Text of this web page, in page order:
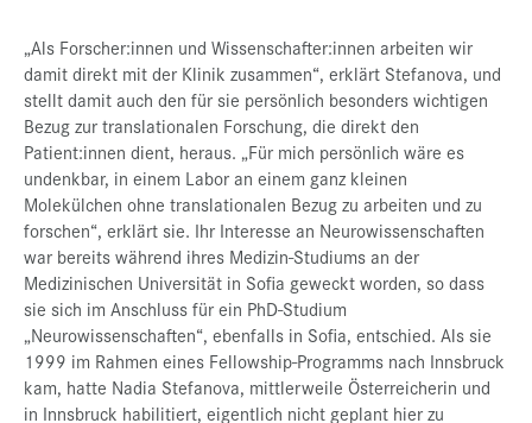
„Als Forscher:innen und Wissenschafter:innen arbeiten wir
damit direkt mit der Klinik zusammen“, erklärt Stefanova, und
stellt damit auch den für sie persönlich besonders wichtigen
Bezug zur translationalen Forschung, die direkt den
Patient:innen dient, heraus. „Für mich persönlich wäre es
undenkbar, in einem Labor an einem ganz kleinen
Molekülchen ohne translationalen Bezug zu arbeiten und zu
forschen“, erklärt sie. Ihr Interesse an Neurowissenschaften
war bereits während ihres Medizin-Studiums an der
Medizinischen Universität in Sofia geweckt worden, so dass
sie sich im Anschluss für ein PhD-Studium
„Neurowissenschaften“, ebenfalls in Sofia, entschied. Als sie
1999 im Rahmen eines Fellowship-Programms nach Innsbruck
kam, hatte Nadia Stefanova, mittlerweile Österreicherin und
in Innsbruck habilitiert, eigentlich nicht geplant hier zu